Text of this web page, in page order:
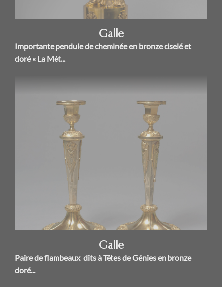
Galle
Importante pendule de cheminée en bronze ciselé et
doré « La Mét...
Galle
Paire de flambeaux dits à Têtes de Génies en bronze
doré...